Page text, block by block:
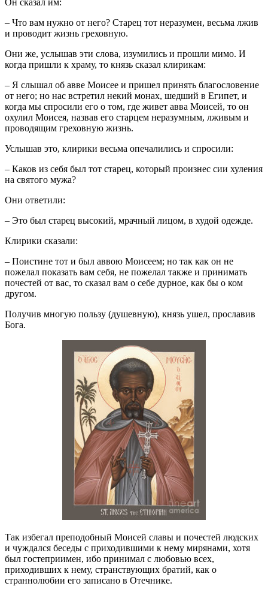
Он сказал им:
– Что вам нужно от него? Старец тот неразумен, весьма лжив
и проводит жизнь греховную.
Они же, услышав эти слова, изумились и прошли мимо. И
когда пришли к храму, то князь сказал клирикам:
– Я слышал об авве Моисее и пришел принять благословение
от него; но нас встретил некий монах, шедший в Египет, и
когда мы спросили его о том, где живет авва Моисей, то он
охулил Моисея, назвав его старцем неразумным, лживым и
проводящим греховную жизнь.
Услышав это, клирики весьма опечалились и спросили:
– Каков из себя был тот старец, который произнес сии хуления
на святого мужа?
Они ответили:
– Это был старец высокий, мрачный лицом, в худой одежде.
Клирики сказали:
– Поистине тот и был аввою Моисеем; но так как он не
пожелал показать вам себя, не пожелал также и принимать
почестей от вас, то сказал вам о себе дурное, как бы о ком
другом.
Получив многую пользу (душевную), князь ушел, прославив
Бога.
Так избегал преподобный Моисей славы и почестей людских
и чуждался беседы с приходившими к нему мирянами, хотя
был гостеприимен, ибо принимал с любовью всех,
приходивших к нему, странствующих братий, как о
страннолюбии его записано в Отечнике.